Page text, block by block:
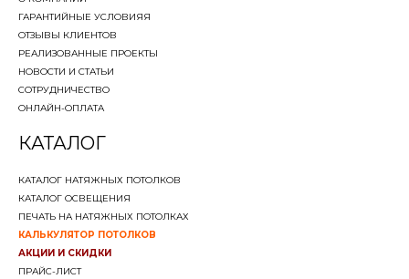
ГАРАНТИЙНЫЕ УСЛОВИЯЯ
ОТЗЫВЫ КЛИЕНТОВ
РЕАЛИЗОВАННЫЕ ПРОЕКТЫ
НОВОСТИ И СТАТЬИ
СОТРУДНИЧЕСТВО
ОНЛАЙН-ОПЛАТА
КАТАЛОГ
КАТАЛОГ НАТЯЖНЫХ ПОТОЛКОВ
КАТАЛОГ ОСВЕЩЕНИЯ
ПЕЧАТЬ НА НАТЯЖНЫХ ПОТОЛКАХ
КАЛЬКУЛЯТОР ПОТОЛКОВ
АКЦИИ И СКИДКИ
ПРАЙС-ЛИСТ